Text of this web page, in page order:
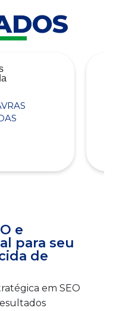
e
para seu
de
em SEO